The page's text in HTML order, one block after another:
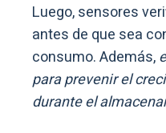
Luego, sensores
antes de que sea
consumo. Además,
para prevenir el
durante el